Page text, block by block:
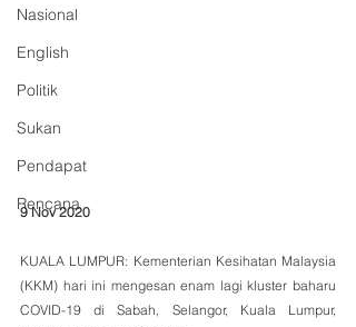
Nasional
English
Politik
Sukan
Pendapat
Rencana
9 Nov 2020
KUALA LUMPUR: Kementerian Kesihatan Malaysia
(KKM) hari ini mengesan enam lagi kluster baharu
COVID-19 di Sabah, Selangor, Kuala Lumpur,